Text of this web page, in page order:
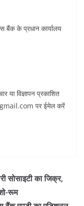
बैंक के प्रधान कार्यालय
या विज्ञापन प्रकाशित
पर ईमेल करें
सोसाइटी का जिक्र,
रूम